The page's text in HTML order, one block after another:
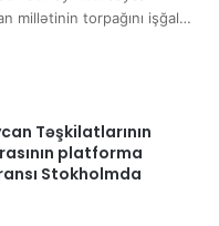
millətinin torpağını işğal…
Təşkilatlarının
platforma
Stokholmda